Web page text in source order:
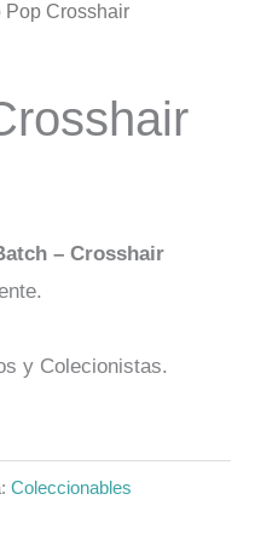
Pop Crosshair
– Crosshair
y Colecionistas.
Coleccionables